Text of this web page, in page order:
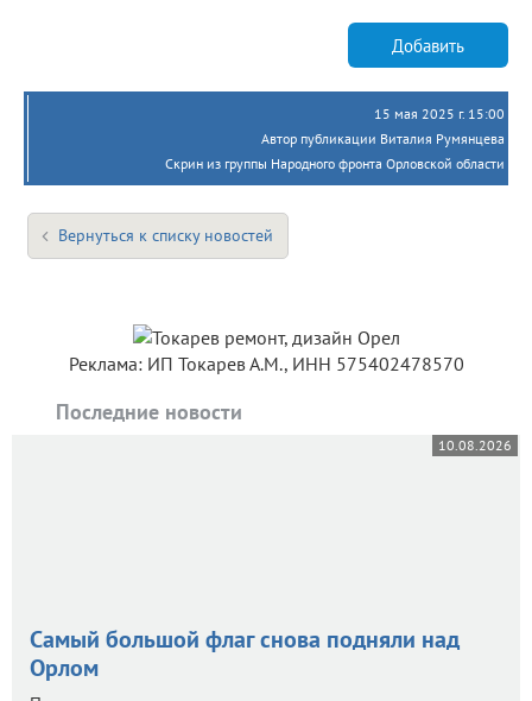
Добавить
15 мая 2025 г. 15:00
Автор публикации Виталия Румянцева
Скрин из группы Народного фронта Орловской области
Вернуться к списку новостей
Реклама: ИП Токарев А.М., ИНН 575402478570
Последние новости
10.08.2026
Самый большой флаг снова подняли над
Орлом